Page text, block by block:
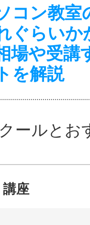
コン教室
ぐらいか
場や受講
を解説
ールとお
座